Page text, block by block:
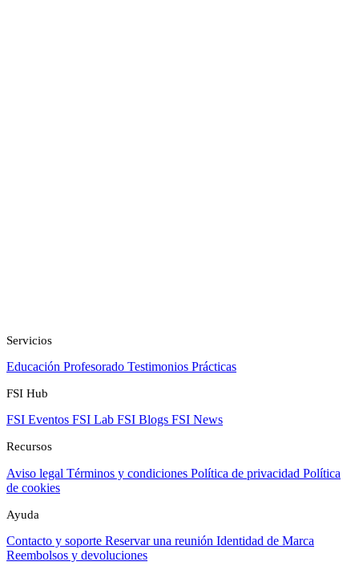
Servicios
Educación Profesorado Testimonios Prácticas
FSI Hub
FSI Eventos FSI Lab FSI Blogs FSI News
Recursos
Aviso legal Términos y condiciones Política de privacidad Política
de cookies
Ayuda
Contacto y soporte Reservar una reunión Identidad de Marca
Reembolsos y devoluciones